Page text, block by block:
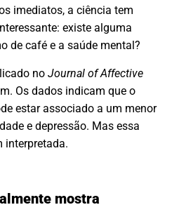
imediatos, a ciência tem
existe alguma
de café e a saúde mental?
no Journal of Affective
Os dados indicam que o
estar associado a um menor
e depressão. Mas essa
interpretada.
mostra